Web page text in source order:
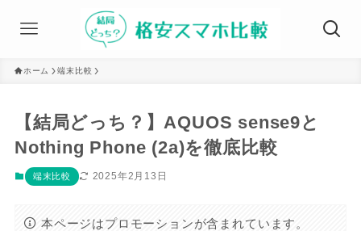
ホーム 端末比較
【結局どっち？】AQUOS sense9と
Nothing Phone (2a)を徹底比較
端末比較 2025年2月13日
本ページはプロモーションが含まれています。